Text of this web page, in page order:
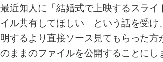
最近知人に「結婚式で上映するスラ
イル共有してほしい」という話を受
明するより直接ソース見てもらった
のままのファイルを公開することにし